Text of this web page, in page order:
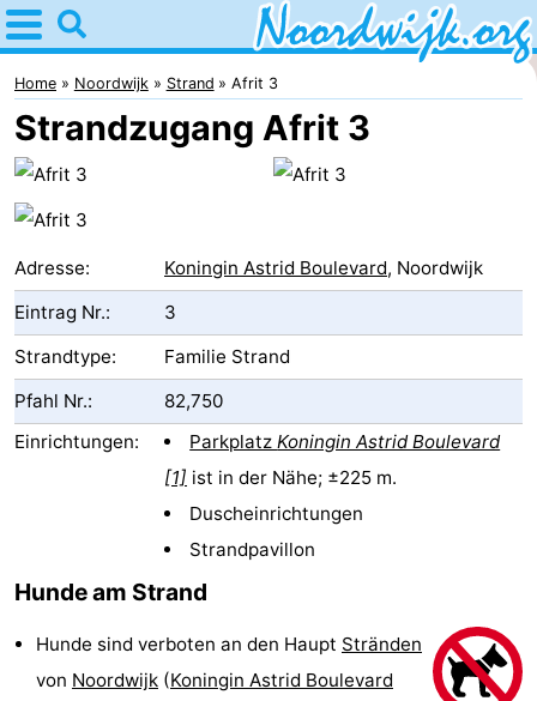
Home
Noordwijk
Tipps
Für
Appartements
Campingplätze
Ferienhäuser
Dunimar
Noordwijkse
Home Noordwijk Strand Afrit 3
Strandzugang Afrit 3
Adresse: Koningin Astrid Boulevard, Noordwijk
Eintrag Nr.:
3
Strandtype:
Familie Strand
Pfahl Nr.:
82,750
Einrichtungen:
ParkplatzKoningin Astrid Boulevard
[1] ist in der Nähe; ±225 m.
Duscheinrichtungen
Strandpavillon
Hunde am Strand
Hunde sind verboten an den Haupt Stränden
von Noordwijk (Koningin Astrid Boulevard